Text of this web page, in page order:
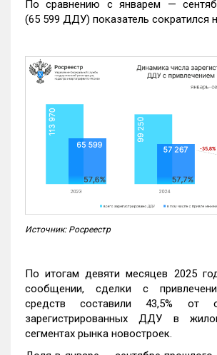
По сравнению с январем —
(65 599 ДДУ) показатель сократился
Источник: Росреестр
По итогам девяти месяцев 2025
сообщении, сделки с
средств составили 43,5% от
зарегистрированных ДДУ в
сегментах рынка новостроек.